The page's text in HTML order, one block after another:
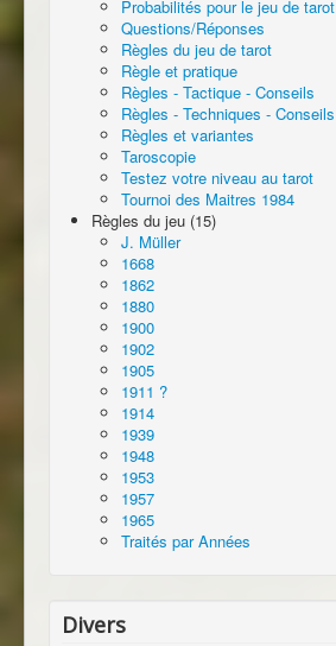
Probabilités pour le jeu de tarot
Questions/Réponses
Règles du jeu de tarot
Règle et pratique
Règles - Tactique - Conseils
Règles - Techniques - Conseils
Règles et variantes
Taroscopie
Testez votre niveau au tarot
Tournoi des Maitres 1984
Règles du jeu (15)
J. Müller
1668
1862
1880
1900
1902
1905
1911 ?
1914
1939
1948
1953
1957
1965
Traités par Années
Divers